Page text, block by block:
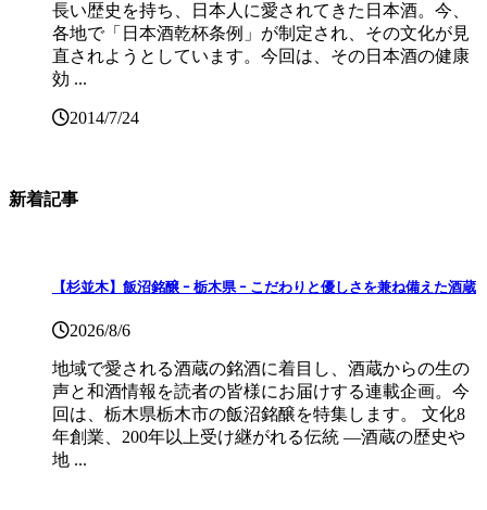
長い歴史を持ち、日本人に愛されてきた日本酒。今、
各地で「日本酒乾杯条例」が制定され、その文化が見
直されようとしています。今回は、その日本酒の健康
効 ...
2014/7/24
新着記事
【杉並木】飯沼銘醸 ｰ 栃木県 ｰ こだわりと優しさを兼ね備えた酒蔵
2026/8/6
地域で愛される酒蔵の銘酒に着目し、酒蔵からの生の
声と和酒情報を読者の皆様にお届けする連載企画。今
回は、栃木県栃木市の飯沼銘醸を特集します。 文化8
年創業、200年以上受け継がれる伝統 ―酒蔵の歴史や
地 ...